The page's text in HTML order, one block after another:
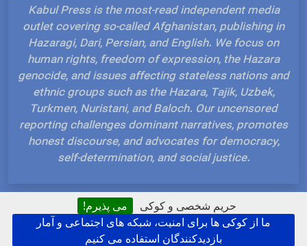
حریم شخصی و کوکی
می پذیرم!
ما از کوکی ها برای امنیت، شبکه های اجتماعی و آمار
بازدیدکنندگان استفاده می کنیم
Kabul Press is the most-read independent media
outlet covering so-called Afghanistan, publishing in
Hazaragi, Dari, Persian, and English. We focus on
human rights, freedom of expression, the Hazara
genocide, and issues affecting stateless nations and
ethnic groups such as the Hazara, Tajik, Uzbek,
Turkmen, Nuristani, and Baloch. Our uncensored
reporting challenges dominant narratives, promotes
honest discourse, and advocates for democracy,
self-determination, and social justice.
Hosted and Developed by IP Plans